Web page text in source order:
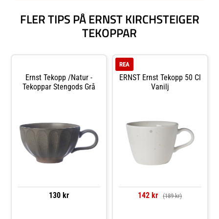
FLER TIPS PÅ ERNST KIRCHSTEIGER
TEKOPPAR
Ernst Tekopp /natur -
Tekoppar Stengods Grå
130 kr
ERNST Ernst Tekopp 50 Cl
Vanilj
REA
142 kr (189 kr)